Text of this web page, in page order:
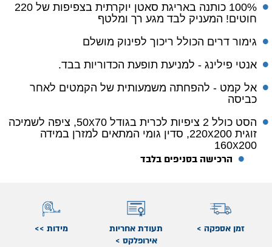
100% כותנה באריגת סאטן יוקרתית בצפיפות של 220
חוטים! המעניק לבד מגע רך ומלטף
גימור דרים הכולל ריכוך לפינוק מושלם
אנטי פילינג - למניעת תופעת הכדוריות בבד.
אל קמט - להפחתה משמעותית של הקמטים לאחר
כביסה
הסט כולל 2 ציפיות לכרית בגודל 70
X
50, ציפה לשמיכה
זוגית 200
X
220, סדין גומי המתאים למזרן במידה
200
X
160
הרכישה בסניפים בלבד
זמן אספקה >
תעודת אחריות
אירופלקס >
מידות >>